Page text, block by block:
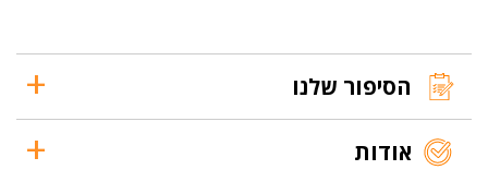
הסיפור שלנו
אודות